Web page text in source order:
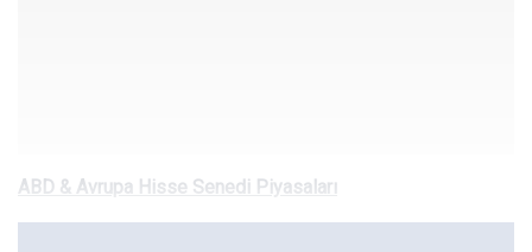
ABD & Avrupa Hisse Senedi Piyasaları